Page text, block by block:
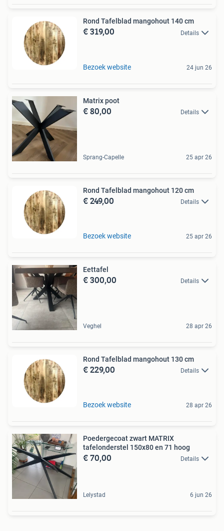
Rond Tafelblad mangohout 140 cm
€ 319,00 Details
Bezoek website 24 jun 26
Matrix poot
€ 80,00 Details
Sprang-Capelle 25 apr 26
Rond Tafelblad mangohout 120 cm
€ 249,00 Details
Bezoek website 25 apr 26
Eettafel
€ 300,00 Details
Veghel 28 apr 26
Rond Tafelblad mangohout 130 cm
€ 229,00 Details
Bezoek website 28 apr 26
Poedergecoat zwart MATRIX
tafelonderstel 150x80 en 71 hoog
€ 70,00 Details
Lelystad 6 jun 26